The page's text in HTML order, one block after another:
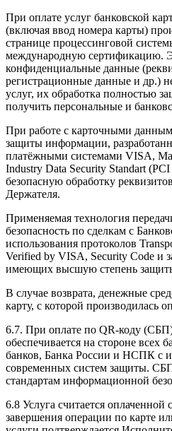
При оплате услуг банковской
(включая ввод номера карты)
странице процессинговой
международную сертификацию.
конфиденциальные данные
регистрационные данные и др.)
услуг, их обработка полностью
получить персональные и
При работе с карточными
защиты информации,
платёжными системами VISA,
Industry Data Security Standart
безопасную обработку
Держателя.
Применяемая технология
безопасность по сделкам с
использования протоколов
Verified by VISA, Security Code и
имеющих высшую степень
В случае возврата, денежные
карту, с которой производилась
6.7. При оплате по QR-коду (СБП)
обеспечивается на стороне всех
банков, Банка России и НСПК с
современных систем защиты. СБП
стандартам информационной
6.8 Услуга считается
завершения операции по карте